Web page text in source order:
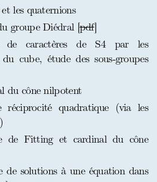
les quaternions
groupe Diédral [pdf]
de caractères de S4 par les
cube, étude des sous-groupes
du cône nilpotent
réciprocité quadratique (via les
de Fitting et cardinal du cône
de solutions à une équation dans